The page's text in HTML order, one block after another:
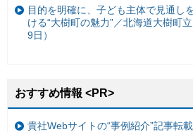
目的を明確に、子ども主体で見通し
ける“大樹町の魅力”／北海道大樹町
9日）
おすすめ情報 <PR>
貴社Webサイトの“事例紹介”記事転